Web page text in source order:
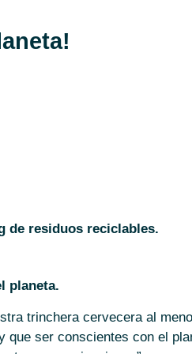
de residuos reciclables.
planeta.
trinchera cervecera al
ser conscientes con el